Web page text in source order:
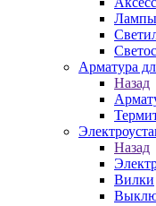
Лампы
Арматура
Назад
Назад
Вилки